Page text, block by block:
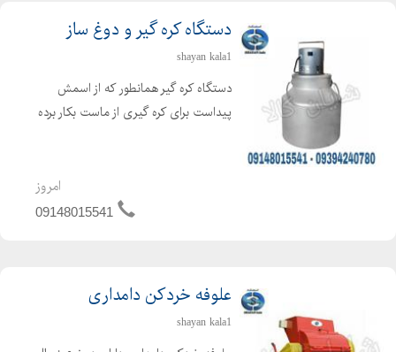
دستگاه کره گیر و دوغ ساز
shayan kala1
دستگاه کره گیر همانطور که از اسمش
پیداست برای کره گیری از ماست بکار برده
مخلوط شده و بحال...
امروز
09148015541
علوفه خردکن دامداری
shayan kala1